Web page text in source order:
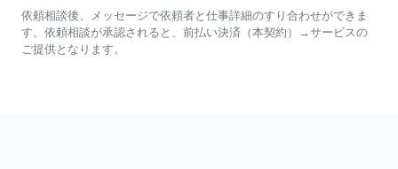
依頼相談後、メッセージで依頼者と仕事詳細のすり合わせができま
す。依頼相談が承認されると、前払い決済（本契約）→サービスの
ご提供となります。